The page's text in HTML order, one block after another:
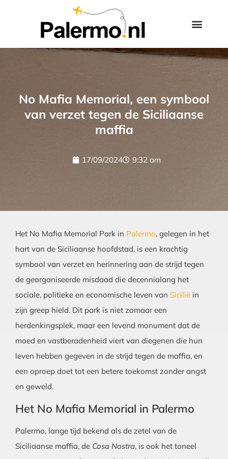
No Mafia Memorial, een symbool
van verzet tegen de Siciliaanse
maffia
17/09/2024 9:32 am
Het No Mafia Memorial Park in Palermo, gelegen in het
hart van de Siciliaanse hoofdstad, is een krachtig
symbool van verzet en herinnering aan de strijd tegen
de georganiseerde misdaad die decennialang het
sociale, politieke en economische leven van Sicilië in
zijn greep hield. Dit park is niet zomaar een
herdenkingsplek, maar een levend monument dat de
moed en vastberadenheid viert van diegenen die hun
leven hebben gegeven in de strijd tegen de maffia, en
een oproep doet tot een betere toekomst zonder angst
en geweld.
Het No Mafia Memorial in Palermo
Palermo, lange tijd bekend als de zetel van de
Siciliaanse maffia, de Cosa Nostra, is ook het toneel